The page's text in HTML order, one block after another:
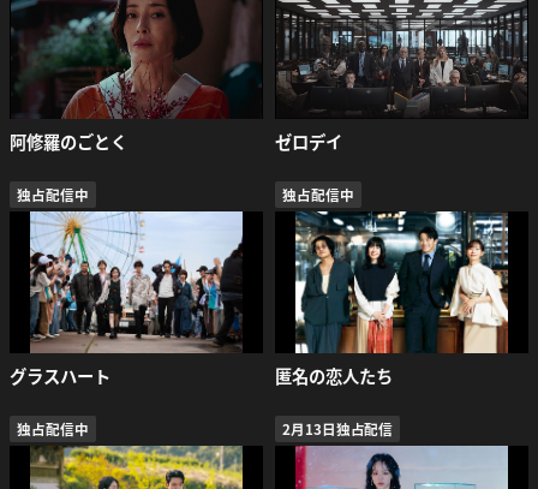
阿修羅のごとく ゼロデイ
独占配信中
グラスハート
独占配信中
匿名の恋人たち
独占配信中 2月13日独占配信